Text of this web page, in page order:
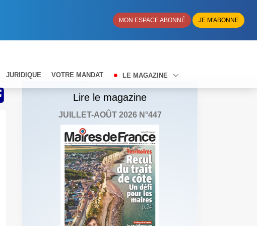
MON ESPACE ABONNÉ JE M'ABONNE
JURIDIQUE VOTRE MANDAT LE MAGAZINE
Lire le magazine
JUILLET-AOÛT 2026 N°447